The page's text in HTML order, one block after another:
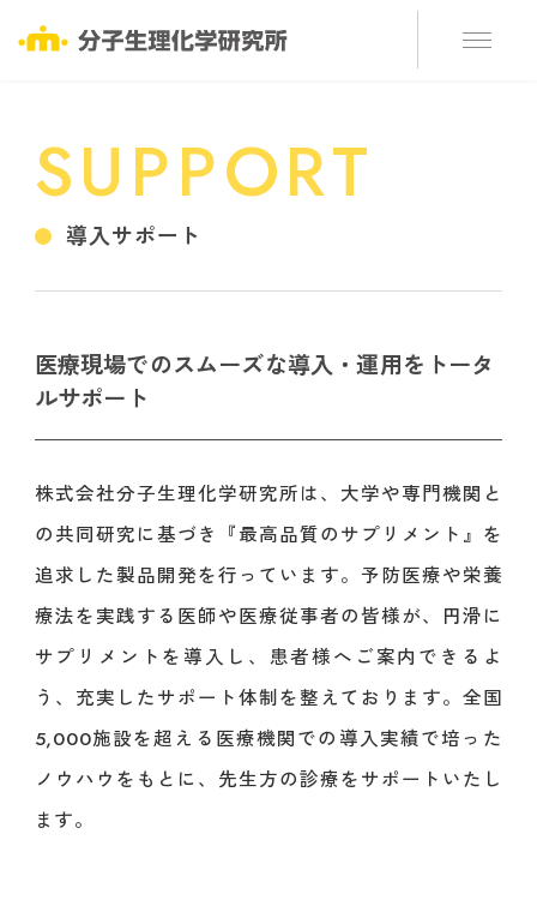
SUPPORT
導入サポート
医療現場でのスムーズな導入・運用をトータ
ルサポート
株式会社分子生理化学研究所は、大学や専門機関と
の共同研究に基づき『最高品質のサプリメント』を
追求した製品開発を行っています。予防医療や栄養
療法を実践する医師や医療従事者の皆様が、円滑に
サプリメントを導入し、患者様へご案内できるよ
う、充実したサポート体制を整えております。全国
5,000施設を超える医療機関での導入実績で培った
ノウハウをもとに、先生方の診療をサポートいたし
ます。